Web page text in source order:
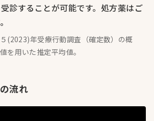
診することが可能です。処方薬はご
(2023)年受療行動調査（確定数）の概
を用いた推定平均値。
流れ